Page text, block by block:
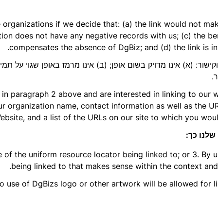
if we decide that: (a) the link would not
does not have any negative records with us; (c) the
compensates the absence of DgBiz; and (d) the link is
(א) אינו מדויק בשום אופן; (ב) אינו מרמז באופן שגוי על
paragraph 2 above and are interested in linking to our
organization name, contact information as well as the
and a list of the URLs on our site to which you
כך:
of the uniform resource locator being linked to; or 3.
being linked to that makes sense within the context
use of DgBizs logo or other artwork will be allowed for